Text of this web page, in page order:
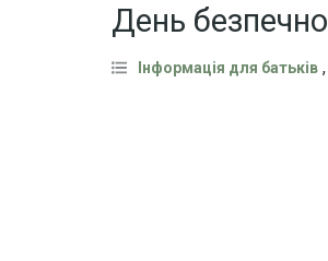
День
Інформація для батьків ,